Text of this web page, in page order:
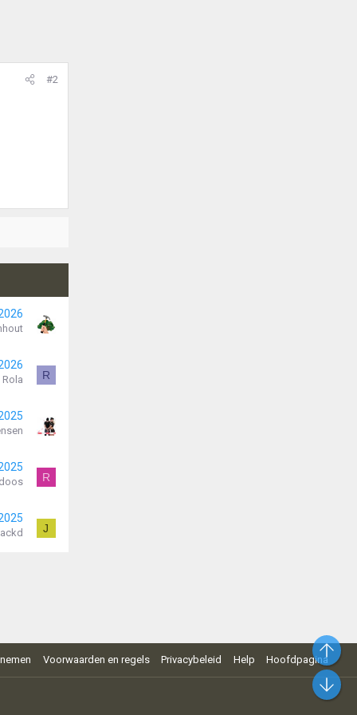
#2
Rola R
R
J
Voorwaarden en regels Privacybeleid Help Hoofdpagina